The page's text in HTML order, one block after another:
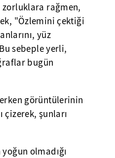
zorluklara rağmen,
"Özlemini çektiği
yüz
sebeple yerli,
bugün
görüntülerinin
çizerek, şunları
olmadığı